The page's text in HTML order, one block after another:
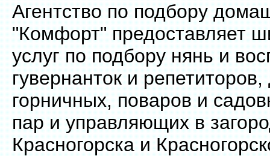
Агентство по подбору
"Комфорт" предоставляет
услуг по подбору нянь и
гувернанток и
горничных, поваров и
пар и управляющих в
Красногорска и